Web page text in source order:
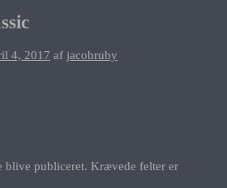
4, 2017 af jacobruby
blive publiceret. Krævede felter er